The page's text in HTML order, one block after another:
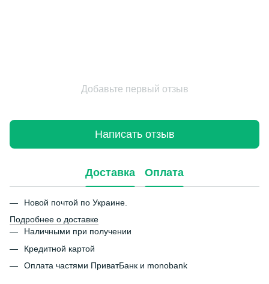
Добавьте первый отзыв
Написать отзыв
Доставка Оплата
Новой почтой по Украине.
Подробнее о доставке
Наличными при получении
Кредитной картой
Оплата частями ПриватБанк и monobank